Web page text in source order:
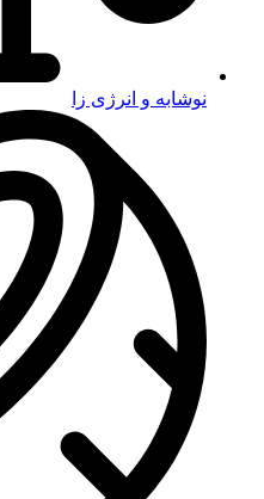
نوشابه و انرژی زا